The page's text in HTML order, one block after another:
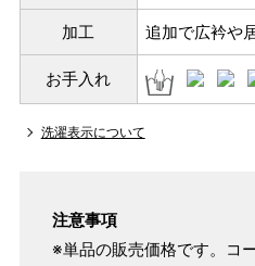
加工 追加で広衿や
お手入れ
洗濯表示について
注意事項
※単品の販売価格です。コ